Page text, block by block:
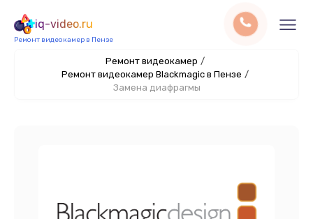
iq-video.ru
Ремонт видеокамер в Пензе
Ремонт видеокамер /
Ремонт видеокамер Blackmagic в Пензе /
Замена диафрагмы